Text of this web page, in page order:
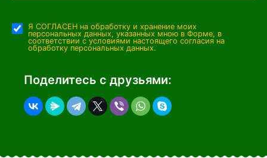
Я СОГЛАСЕН на обработку и хранение моих
персональных данных, указанных мною в Форме, в
соответствии с условиями настоящего согласия на
обработку персональных данных.
Поделитесь с друзьями: